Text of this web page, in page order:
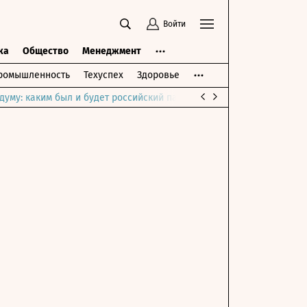
Войти
Общество Менеджмент
Техуспех
Здоровье
каким был и будет российский парламент